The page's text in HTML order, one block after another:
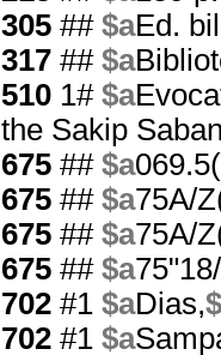
305 ## $aEd.
317 ## $a
510 1# $a
the Sakip
675 ## $a
675 ## $a75A/
675 ## $a75A/
675 ## $a
702 #1 $aDias,
702 #1 $a